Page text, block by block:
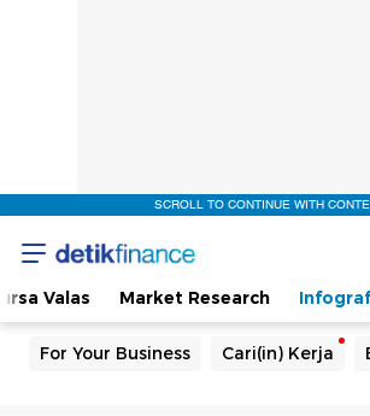
SCROLL TO CONTINUE WITH
Valas Market Research
For Your Business Cari(in) Kerja